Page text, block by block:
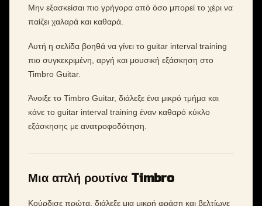
Μην εξασκείσαι πιο γρήγορα από όσο μπορεί το χέρι να
παίζει χαλαρά και καθαρά.
Αυτή η σελίδα βοηθά να γίνει το guitar interval training
πιο συγκεκριμένη, αργή και μουσική εξάσκηση στο
Timbro Guitar.
Άνοιξε το Timbro Guitar, διάλεξε ένα μικρό τμήμα και
κάνε το guitar interval training έναν καθαρό κύκλο
εξάσκησης με ανατροφοδότηση.
Μια απλή ρουτίνα Timbro
Κούρδισε πρώτα, διάλεξε μια μικρή φράση και βελτίωνε